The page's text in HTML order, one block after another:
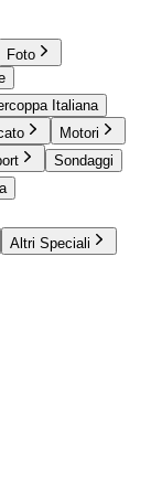
Foto
Italiana
Motori
Sondaggi
Altri Speciali